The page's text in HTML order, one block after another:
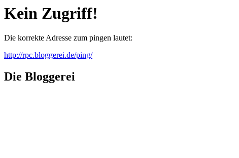
Kein Zugriff!
Die korrekte Adresse zum pingen lautet:
http://rpc.bloggerei.de/ping/
Die Bloggerei